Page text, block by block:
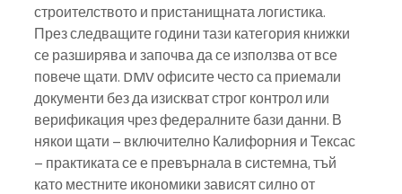
строителството и пристанищната логистика.
През следващите години тази категория книжки
се разширява и започва да се използва от все
повече щати. DMV офисите често са приемали
документи без да изискват строг контрол или
верификация чрез федералните бази данни. В
някои щати – включително Калифорния и Тексас
– практиката се е превърнала в системна, тъй
като местните икономики зависят силно от